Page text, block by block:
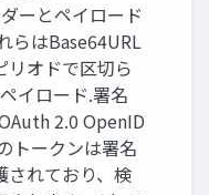
ーとペイロード
らはBase64URL
リオドで区切ら
イロード.署名
2.0 OpenID
トークンは署名
されており、検